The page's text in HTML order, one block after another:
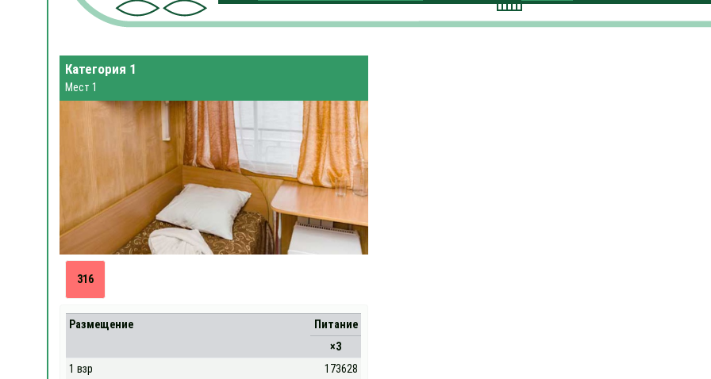
Категория 1
Мест 1
316
Размещение
Питание
×3
1 взр
173628